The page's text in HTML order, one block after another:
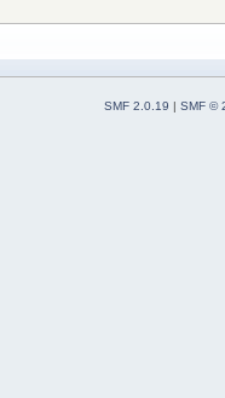
SMF 2.0.19 | SMF ©